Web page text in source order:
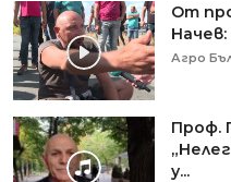
От
Агро
Проф.
у...